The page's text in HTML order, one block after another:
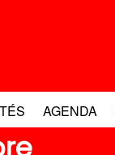
AGENDA